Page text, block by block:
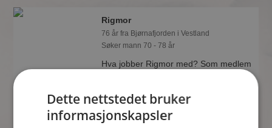
Rigmor
76 år fra Bjørnafjorden i Vestland
Søker mann 70 - 78 år
Hva jobber Rigmor med? Som medlem
Dette nettstedet bruker
informasjonskapsler